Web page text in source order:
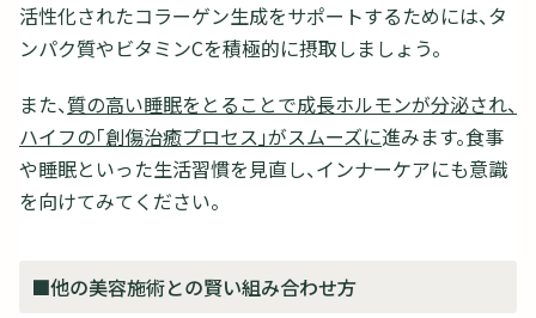
活性化されたコラーゲン生成をサポートするためには、タ
ンパク質やビタミンCを積極的に摂取しましょう。
また、質の高い睡眠をとることで成長ホルモンが分泌され、
ハイフの「創傷治癒プロセス」がスムーズに進みます。食事
や睡眠といった生活習慣を見直し、インナーケアにも意識
を向けてみてください。
■他の美容施術との賢い組み合わせ方